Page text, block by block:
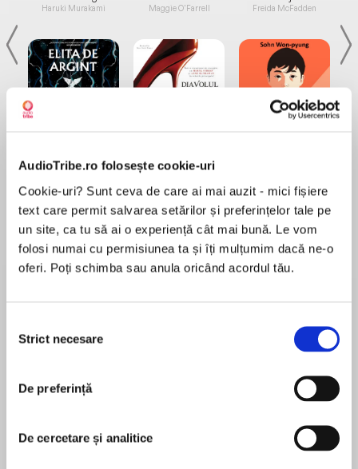
AudioTribe.ro folosește cookie-uri
Cookie-uri? Sunt ceva de care ai mai auzit - mici fișiere
text care permit salvarea setărilor și preferințelor tale pe
un site, ca tu să ai o experiență cât mai bună. Le vom
folosi numai cu permisiunea ta și îți mulțumim dacă ne-o
oferi. Poți schimba sau anula oricând acordul tău.
consimțământului
Strict necesare
De preferință
De cercetare și analitice
Haruki Murakami Maggie O'Farrell Freida McFadden
Desprecarte
CARTE PREMIATĂ CĂRTURINO 2026
stupoare că, de câte ori se lasă aclamat de
într-o ţară imaginară din lumea noastră reală, pe
incredibilă invenţie: electricitatea. Povestea lui
Klikel
În acest moment nu există recenzii